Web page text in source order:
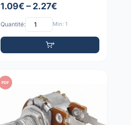
1.09€ – 2.27€
Quantité: Min: 1
PDF